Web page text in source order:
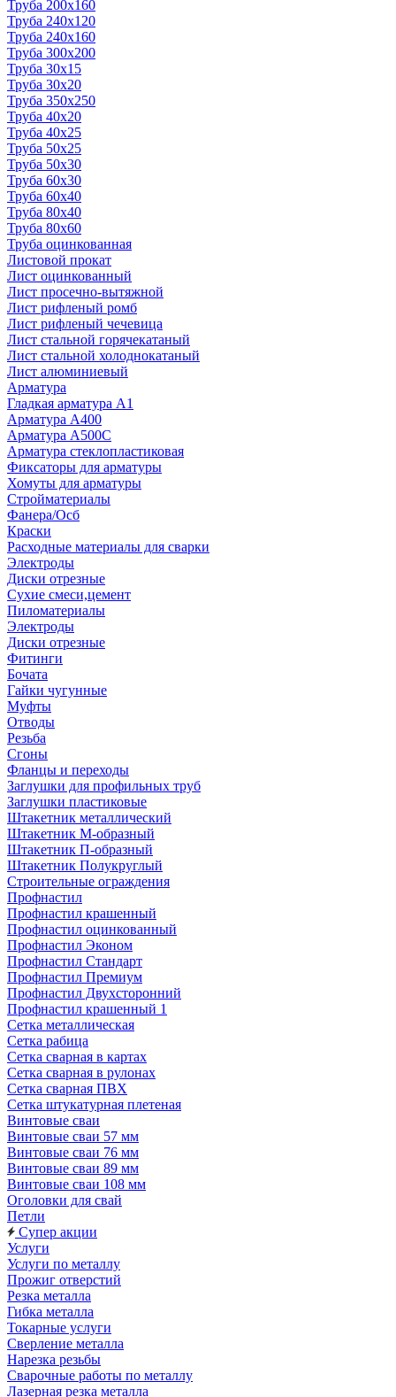
Труба 200x160
Труба 240x120
Труба 240x160
Труба 300x200
Труба 30x15
Труба 30x20
Труба 350x250
Труба 40x20
Труба 40x25
Труба 50x25
Труба 50x30
Труба 60x30
Труба 60x40
Труба 80x40
Труба 80x60
Труба оцинкованная
Листовой прокат
Лист оцинкованный
Лист просечно-вытяжной
Лист рифленый ромб
Лист рифленый чечевица
Лист стальной горячекатаный
Лист стальной холоднокатаный
Лист алюминиевый
Арматура
Гладкая арматура А1
Арматура А400
Арматура A500C
Арматура стеклопластиковая
Фиксаторы для арматуры
Хомуты для арматуры
Стройматериалы
Фанера/Осб
Краски
Расходные материалы для сварки
Электроды
Диски отрезные
Сухие смеси,цемент
Пиломатериалы
Электроды
Диски отрезные
Фитинги
Бочата
Гайки чугунные
Муфты
Отводы
Резьба
Сгоны
Фланцы и переходы
Заглушки для профильных труб
Заглушки пластиковые
Штакетник металлический
Штакетник М-образный
Штакетник П-образный
Штакетник Полукруглый
Строительные ограждения
Профнастил
Профнастил крашенный
Профнастил оцинкованный
Профнастил Эконом
Профнастил Стандарт
Профнастил Премиум
Профнастил Двухсторонний
Профнастил крашенный 1
Сетка металлическая
Сетка рабица
Сетка сварная в картах
Сетка сварная в рулонах
Сетка сварная ПВХ
Сетка штукатурная плетеная
Винтовые сваи
Винтовые сваи 57 мм
Винтовые сваи 76 мм
Винтовые сваи 89 мм
Винтовые сваи 108 мм
Оголовки для свай
Петли
Супер акции
Услуги
Услуги по металлу
Прожиг отверстий
Резка металла
Гибка металла
Токарные услуги
Сверление металла
Нарезка резьбы
Сварочные работы по металлу
Лазерная резка металла